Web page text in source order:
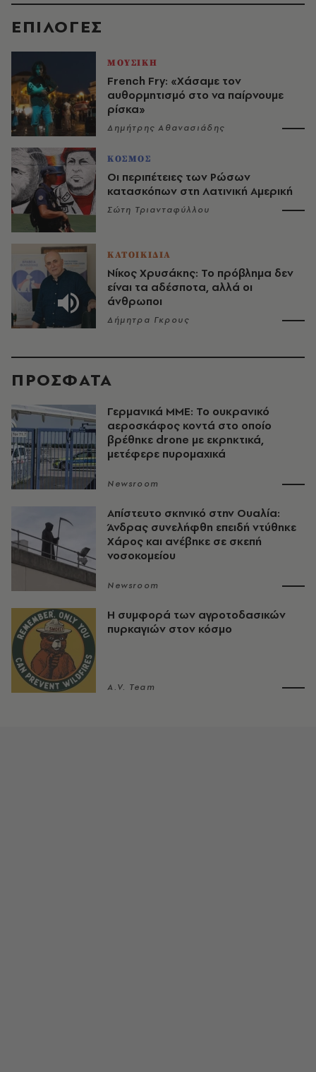
EΠΙΛΟΓΈΣ
ΜΟΥΣΙΚΗ
French Fry: «Χάσαμε τον
αυθορμητισμό στο να παίρνουμε
ρίσκα»
Δημήτρης Αθανασιάδης
ΚΟΣΜΟΣ
Οι περιπέτειες των Ρώσων
κατασκόπων στη Λατινική Αμερική
Σώτη Τριανταφύλλου
ΚΑΤΟΙΚΙΔΙΑ
Νίκος Χρυσάκης: Το πρόβλημα δεν
είναι τα αδέσποτα, αλλά οι
άνθρωποι
Δήμητρα Γκρους
ΠΡΟΣΦΑΤΑ
Γερμανικά ΜΜΕ: Το ουκρανικό
αεροσκάφος κοντά στο οποίο
βρέθηκε drone με εκρηκτικά,
μετέφερε πυρομαχικά
Newsroom
Απίστευτο σκηνικό στην Ουαλία:
Άνδρας συνελήφθη επειδή ντύθηκε
Χάρος και ανέβηκε σε σκεπή
νοσοκομείου
Newsroom
Η συμφορά των αγροτοδασικών
πυρκαγιών στον κόσμο
A.V. Team